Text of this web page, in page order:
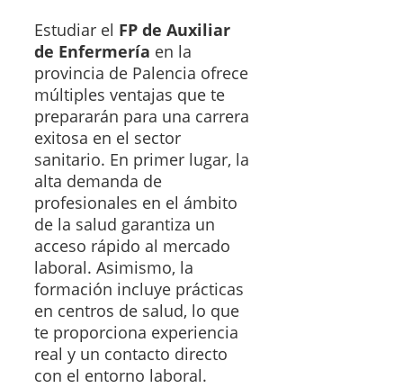
Estudiar el FP de Auxiliar
de Enfermería en la
provincia de Palencia ofrece
múltiples ventajas que te
prepararán para una carrera
exitosa en el sector
sanitario. En primer lugar, la
alta demanda de
profesionales en el ámbito
de la salud garantiza un
acceso rápido al mercado
laboral. Asimismo, la
formación incluye prácticas
en centros de salud, lo que
te proporciona experiencia
real y un contacto directo
con el entorno laboral.